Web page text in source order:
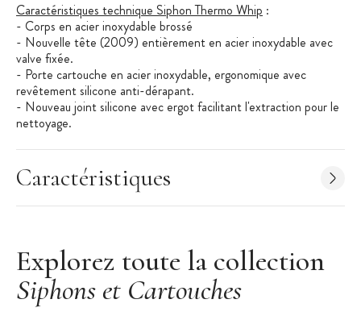
Caractéristiques technique Siphon Thermo Whip :
- Corps en acier inoxydable brossé
- Nouvelle tête (2009) entièrement en acier inoxydable avec
valve fixée.
- Porte cartouche en acier inoxydable, ergonomique avec
revêtement silicone anti-dérapant.
- Nouveau joint silicone avec ergot facilitant l'extraction pour le
nettoyage.
maximum.
- Bouteille à double paroi sous vide offrant une isolation
thermique maximale.
- Volume : 50 cl
1) Siphon à chantilly : uniquement pour préparation froide. Tête
en aluminium (peut noircir avec le temps dans le lave vaisselle),
joint élastomère.
2) Siphon "Gourmet Whip+" : Pour préparation chaude et froide.
Caractéristiques
Explorez toute la collection
Siphons et Cartouches